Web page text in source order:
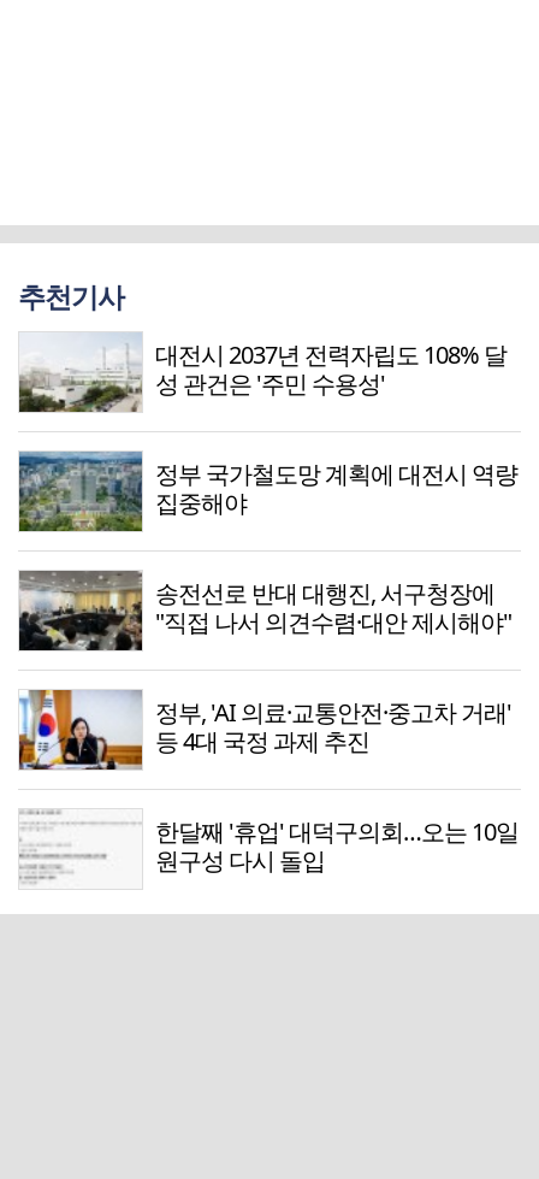
추천기사
대전시 2037년 전력자립도 108% 달
성 관건은 '주민 수용성'
정부 국가철도망 계획에 대전시 역량
집중해야
송전선로 반대 대행진, 서구청장에
"직접 나서 의견수렴·대안 제시해야"
정부, 'AI 의료·교통안전·중고차 거래'
등 4대 국정 과제 추진
한달째 '휴업' 대덕구의회…오는 10일
원구성 다시 돌입